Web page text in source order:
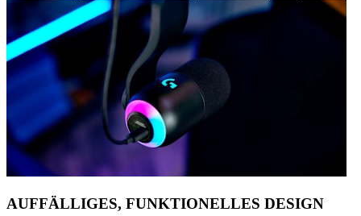
AUFFÄLLIGES, FUNKTIONELLES DESIGN